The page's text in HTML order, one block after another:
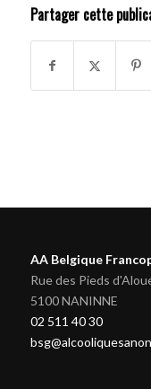
Partager cette
AA Belgique
Rue des Pieds
5100 NANINNE
02 511 40 30